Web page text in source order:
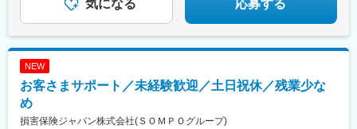
気になる 応募する
NEW
お客さまサポート／未経験歓迎／土日祝休／残業少な
め
損害保険ジャパン株式会社(ＳＯＭＰＯグループ)